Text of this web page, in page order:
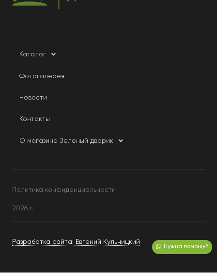
Каталог
Фотогалерея
Новости
Контакты
О магазине Зеленый дворик
Политика конфиденциальности
2026 г.
Разработка сайта: Евгений Кульчицкий
Нужна помощь?